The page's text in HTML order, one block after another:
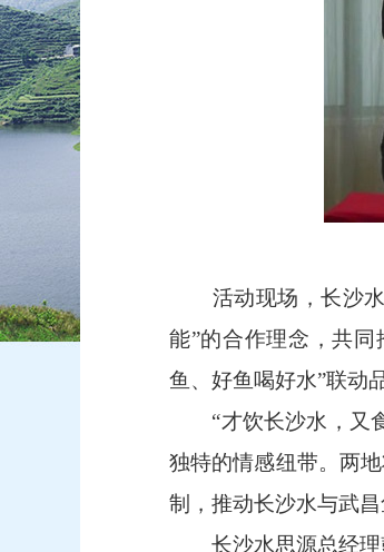
活动现场，长沙水
能”的合作理念，共
鱼、好鱼喝好水”联动
“才饮长沙水，又食
独特的情感纽带。两
制，推动长沙水与武
长沙水思源总经理